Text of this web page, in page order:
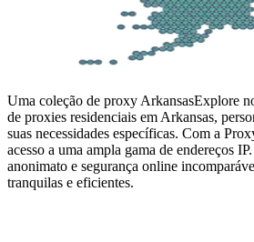
Uma coleção de proxy ArkansasExplore
de proxies residenciais em Arkansas,
suas necessidades específicas. Com a
acesso a uma ampla gama de endereços
anonimato e segurança online
tranquilas e eficientes.